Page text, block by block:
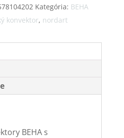
Kategória: BEHA
konvektor, nordart
BEHA s